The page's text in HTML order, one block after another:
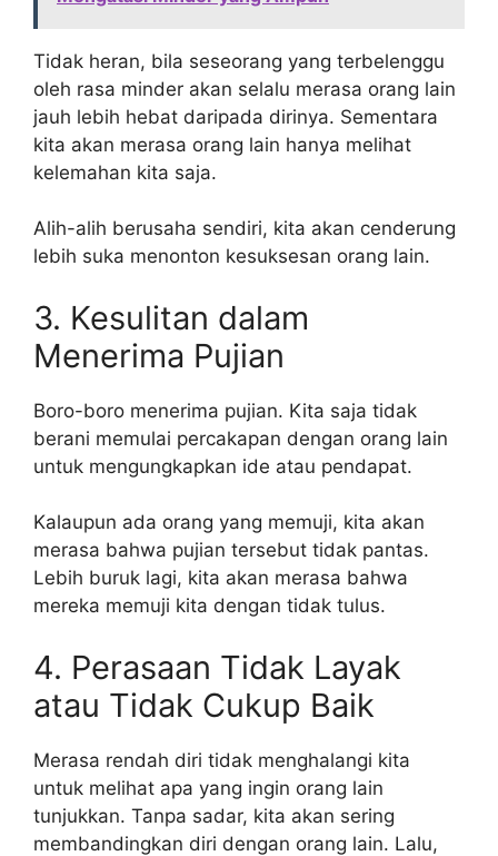
Tidak heran, bila seseorang yang terbelenggu
oleh rasa minder akan selalu merasa orang lain
jauh lebih hebat daripada dirinya. Sementara
kita akan merasa orang lain hanya melihat
kelemahan kita saja.
Alih-alih berusaha sendiri, kita akan cenderung
lebih suka menonton kesuksesan orang lain.
3. Kesulitan dalam
Menerima Pujian
Boro-boro menerima pujian. Kita saja tidak
berani memulai percakapan dengan orang lain
untuk mengungkapkan ide atau pendapat.
Kalaupun ada orang yang memuji, kita akan
merasa bahwa pujian tersebut tidak pantas.
Lebih buruk lagi, kita akan merasa bahwa
mereka memuji kita dengan tidak tulus.
4. Perasaan Tidak Layak
atau Tidak Cukup Baik
Merasa rendah diri tidak menghalangi kita
untuk melihat apa yang ingin orang lain
tunjukkan. Tanpa sadar, kita akan sering
membandingkan diri dengan orang lain. Lalu,